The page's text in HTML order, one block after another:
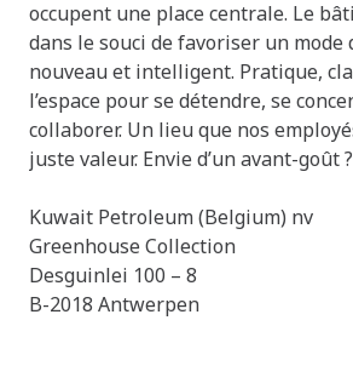
occupent une place centrale. Le
dans le souci de favoriser un mode
nouveau et intelligent. Pratique,
l’espace pour se détendre, se
collaborer. Un lieu que nos
juste valeur. Envie d’un avant-goût
Kuwait Petroleum (Belgium) nv
Greenhouse Collection
Desguinlei 100 – 8
B-2018 Antwerpen